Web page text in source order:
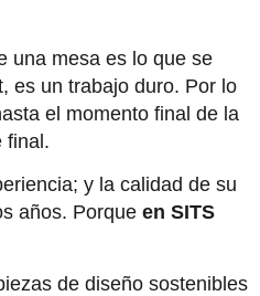
una mesa es lo que se
es un trabajo duro. Por lo
el momento final de la
final.
y la calidad de su
años. Porque en SITS
de diseño sostenibles